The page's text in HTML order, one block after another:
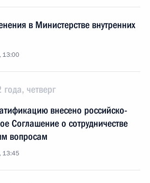
в Министерстве внутренних
13:00
четверг
внесено российско-
Соглашение о сотрудничестве
вопросам
13:45